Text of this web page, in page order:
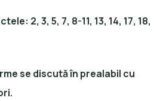
2, 3, 5, 7, 8-11, 13, 14, 17, 18,
se discută în prealabil cu